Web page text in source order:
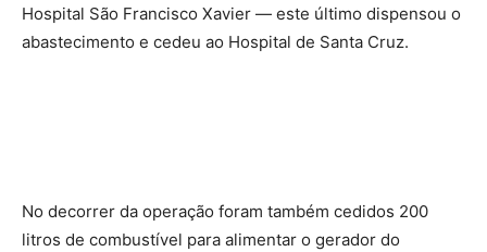
Hospital São Francisco Xavier — este último dispensou o
abastecimento e cedeu ao Hospital de Santa Cruz.
No decorrer da operação foram também cedidos 200
litros de combustível para alimentar o gerador do